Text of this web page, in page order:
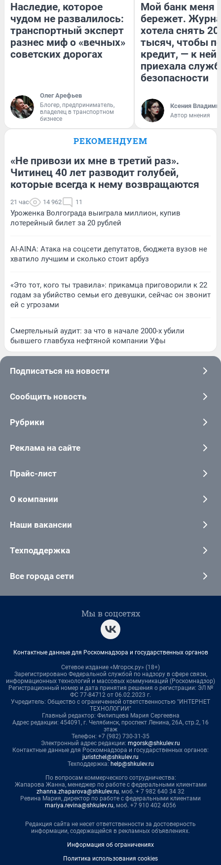
Наследие, которое
чудом не развалилось:
транспортный эксперт
разнес миф о «вечных»
советских дорогах
Олег Арефьев
Блогер, предприниматель,
владелец в транспортном
бизнесе
Мой банк меня
бережет.
хотела снять
тысяч, чтобы
кредит, — к
приехала
безопасности
Ксения
Автор мнения
РЕКОМЕНДУЕМ
«Не привози их мне в третий раз».
Читинец 40 лет разводит голубей,
которые всегда к нему возвращаются
21 час 14 962 11
Уроженка Волгограда выиграла миллион, купив
лотерейный билет за 20 рублей
AI-AINA: Атака на соцсети депутатов, бюджета вузов не
хватило лучшим и сколько стоит арбуз
«Это тот, кого ты травила»: прикамца приговорили к 22
годам за убийство семьи его девушки, сейчас он звонит
ей с угрозами
Смертельный аудит: за что в начале 2000-х убили
бывшего главбуха нефтяной компании Уфы
Подписаться на новости
Сообщить новость
Рубрики
Реклама на сайте
Прайс-лист
О компании
Наши вакансии
Техподдержка
Все города сети
Мы в соцсетях
Контактные данные для Роскомнадзора и государственных органов
Сетевое издание «Мгорск.ру» (18+)
Зарегистрировано Федеральной службой по надзору в сфере связи,
информационных технологий и массовых коммуникаций (Роскомнадзор)
Регистрационный номер и дата принятия решения о регистрации: ЭЛ №
ФС 77-84712 от 06.02.2023 г.
Учредитель: Общество с ограниченной ответственностью "ИНТЕРНЕТ
ТЕХНОЛОГИИ"
Главный редактор: Филипцева Мария Сергеевна
Адрес редакции: 454091, г. Челябинск, проспект Ленина, 26А, стр.2, 16
этаж
Телефон: +7 (982) 730-31-35
Электронный адрес редакции: mgorsk@shkulev.ru
Контактные данные для Роскомнадзора и государственных органов:
juristchel@shkulev.ru
Техподдержка: help@shkulev.ru
По вопросам коммерческого сотрудничества:
Жапарова Жанна, менеджер по работе с федеральными клиентами
zhanna.zhaparova@shkulev.ru, моб. + 7 982 640 34 32
Ревина Мария, директор по работе с федеральными клиентами
mariya.revina@shkulev.ru, моб. +7 910 402 4056
Редакция сайта не несет ответственности за достоверность
информации, содержащейся в рекламных объявлениях.
Информация об ограничениях
Политика использования cookies